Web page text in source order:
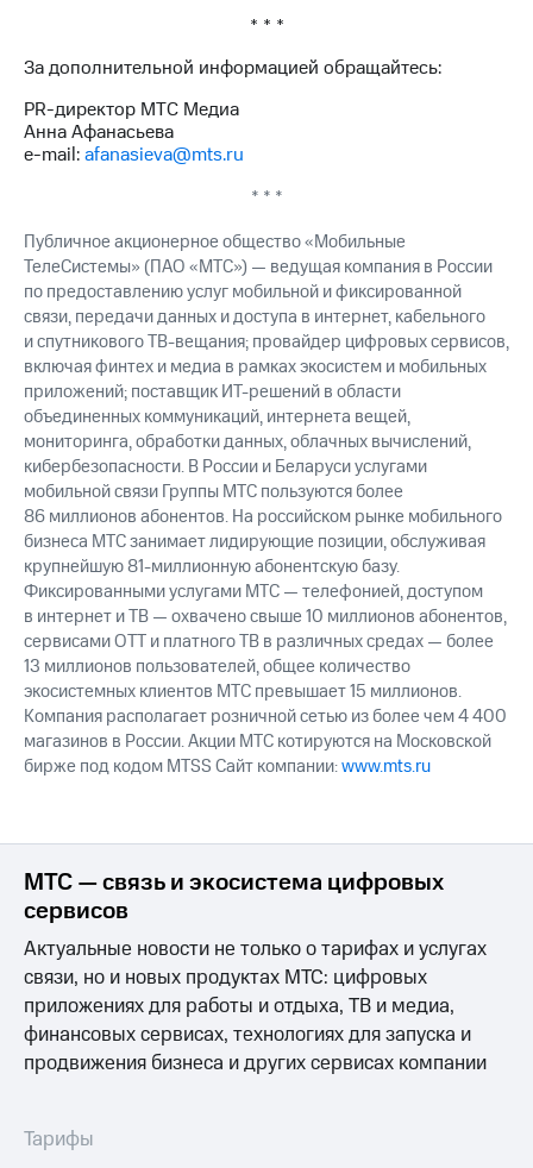
* * *
За дополнительной информацией обращайтесь:
PR-директор МТС Медиа
Анна Афанасьева
e-mail:afanasieva@mts.ru
* * *
Публичное акционерное общество «Мобильные
ТелеСистемы» (ПАО «МТС») — ведущая компания в России
по предоставлению услуг мобильной и фиксированной
связи, передачи данных и доступа в интернет, кабельного
и спутникового ТВ-вещания; провайдер цифровых сервисов,
включая финтех и медиа в рамках экосистем и мобильных
приложений; поставщик ИТ-решений в области
объединенных коммуникаций, интернета вещей,
мониторинга, обработки данных, облачных вычислений,
кибербезопасности. В России и Беларуси услугами
мобильной связи Группы МТС пользуются более
86 миллионов абонентов. На российском рынке мобильного
бизнеса МТС занимает лидирующие позиции, обслуживая
крупнейшую 81-миллионную абонентскую базу.
Фиксированными услугами МТС — телефонией, доступом
в интернет и ТВ — охвачено свыше 10 миллионов абонентов,
сервисами OTT и платного ТВ в различных средах — более
13 миллионов пользователей, общее количество
экосистемных клиентов МТС превышает 15 миллионов.
Компания располагает розничной сетью из более чем 4 400
магазинов в России. Акции МТС котируются на Московской
бирже под кодом MTSS Сайт компании:www.mts.ru
МТС — связь и экосистема цифровых
сервисов
Актуальные новости не только о тарифах и услугах
связи, но и новых продуктах МТС: цифровых
приложениях для работы и отдыха, ТВ и медиа,
финансовых сервисах, технологиях для запуска и
продвижения бизнеса и других сервисах компании
Тарифы